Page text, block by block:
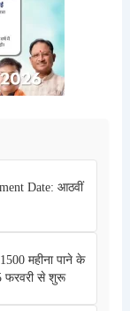
Date: आठवीं
महीना पाने के
फरवरी से शुरू